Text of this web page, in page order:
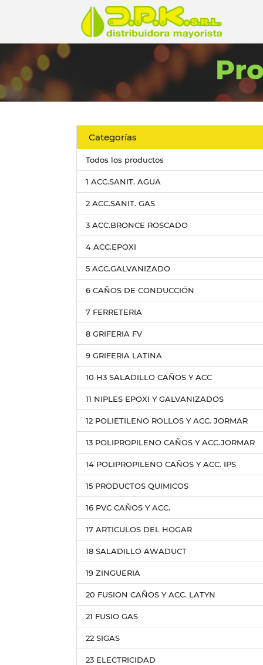
Categorías
Todos los productos
1 ACC.SANIT. AGUA
2 ACC.SANIT. GAS
3 ACC.BRONCE ROSCADO
4 ACC.EPOXI
5 ACC.GALVANIZADO
6 CAÑOS DE CONDUCCIÓN
7 FERRETERIA
8 GRIFERIA FV
9 GRIFERIA LATINA
10 H3 SALADILLO CAÑOS Y ACC
11 NIPLES EPOXI Y GALVANIZADOS
12 POLIETILENO ROLLOS Y ACC. JORMAR
13 POLIPROPILENO CAÑOS Y ACC.JORMAR
14 POLIPROPILENO CAÑOS Y ACC. IPS
15 PRODUCTOS QUIMICOS
16 PVC CAÑOS Y ACC.
17 ARTICULOS DEL HOGAR
18 SALADILLO AWADUCT
19 ZINGUERIA
20 FUSION CAÑOS Y ACC. LATYN
21 FUSIO GAS
22 SIGAS
23 ELECTRICIDAD